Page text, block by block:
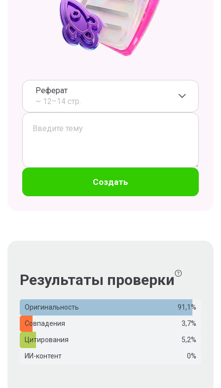
Реферат
~ 12–14 стр.
Создать
Результаты проверки
Оригинальность 91,1%
Совпадения 3,7%
Цитирования 5,2%
ИИ-контент 0%